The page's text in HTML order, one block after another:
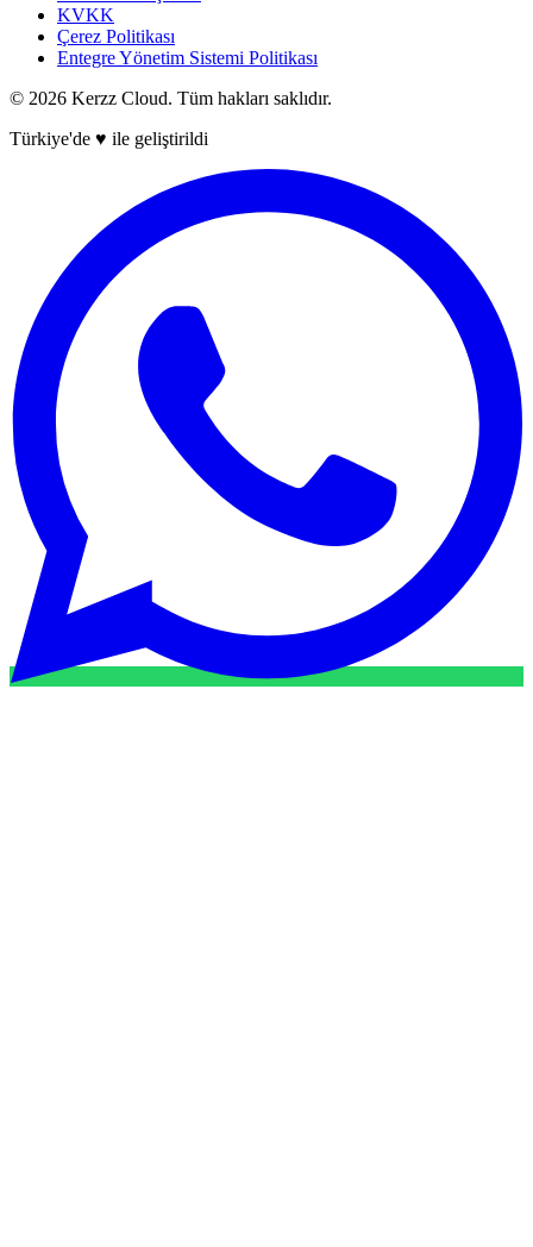
KVKK
Çerez Politikası
Entegre Yönetim Sistemi Politikası
© 2026 Kerzz Cloud. Tüm hakları saklıdır.
Türkiye'de ♥ ile geliştirildi